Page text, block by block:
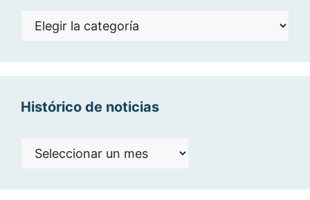
Noticias
Histórico de noticias
Histórico